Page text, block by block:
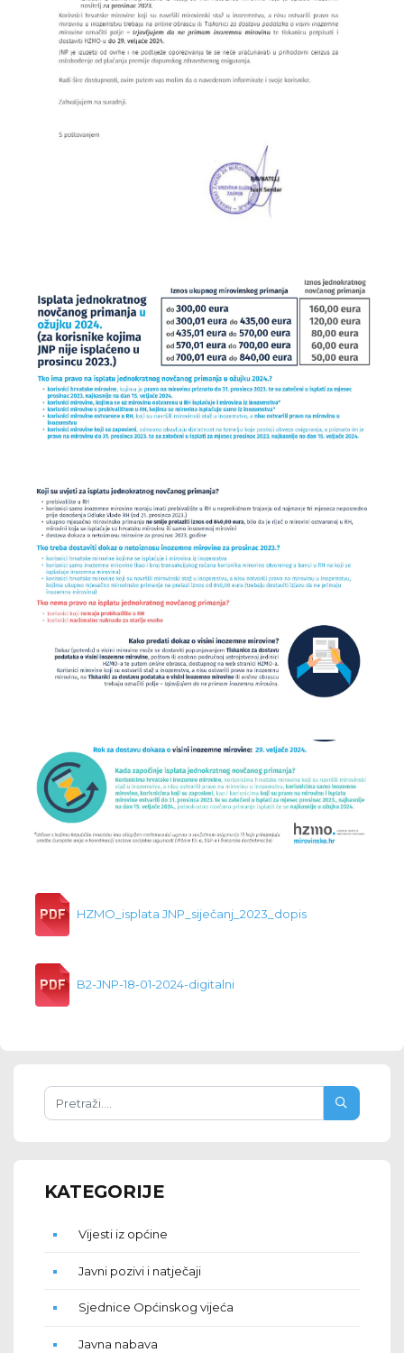
HZMO_isplata JNP_siječanj_2023_dopis
B2-JNP-18-01-2024-digitalni
KATEGORIJE
Vijesti iz općine
Javni pozivi i natječaji
Sjednice Općinskog vijeća
Javna nabava